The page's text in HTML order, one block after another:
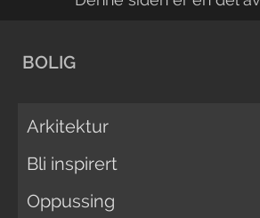
BOLIG
Arkitektur
Bli inspirert
Oppussing